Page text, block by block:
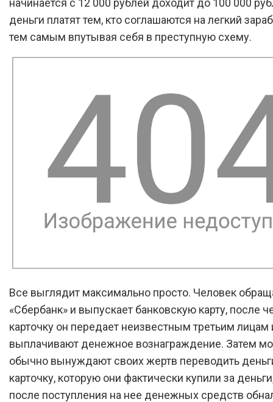
начинается с 12 000 рублей доходит до 100 000
деньги платят тем, кто соглашаются на легкий
тем самым впутывая себя в преступную схему.
Все выглядит максимально просто. Человек
«Сбербанк» и выпускает банковскую карту, после
карточку он передает неизвестным третьим лицам
выплачивают денежное вознаграждение. Затем
обычно вынуждают своих жертв переводить
карточку, которую они фактически купили за
после поступления на нее денежных средств